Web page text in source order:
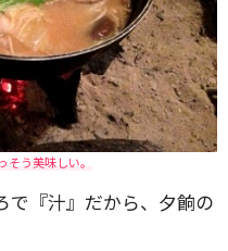
そう美味しい。
で『汁』だから、夕餉の